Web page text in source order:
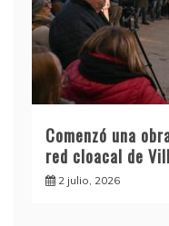
Comenzó una
red cloacal de
2 julio, 2026